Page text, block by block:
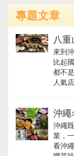
專題文章
八
來到
比起
都不
人氣
沖繩
沖繩
業，
看沖